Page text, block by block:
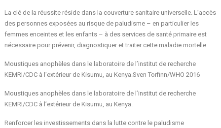
La clé de la réussite réside dans la couverture sanitaire universelle. L’accès
des personnes exposées au risque de paludisme – en particulier les
femmes enceintes et les enfants – à des services de santé primaire est
nécessaire pour prévenir, diagnostiquer et traiter cette maladie mortelle.
Moustiques anophèles dans le laboratoire de l’institut de recherche
KEMRI/CDC à l’extérieur de Kisumu, au Kenya.Sven Torfinn/WHO 2016
Moustiques anophèles dans le laboratoire de l’institut de recherche
KEMRI/CDC à l’extérieur de Kisumu, au Kenya.
Renforcer les investissements dans la lutte contre le paludisme